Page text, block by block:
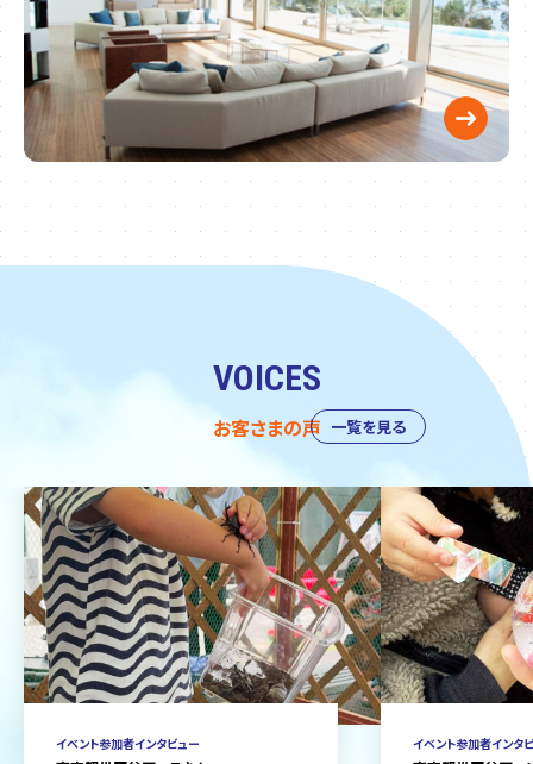
VOICES
お客さまの声
イベント参加者インタビュー イベント参加者インタ
一覧を見る